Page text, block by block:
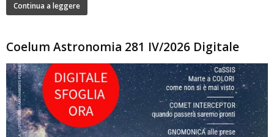
Continua a leggere
Coelum Astronomia 281 IV/2026 Digitale